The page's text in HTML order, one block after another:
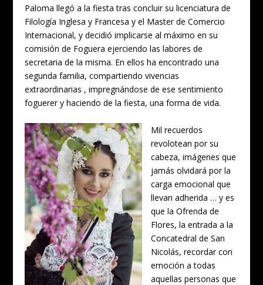
Paloma llegó a la fiesta tras concluir su licenciatura de
Filología Inglesa y Francesa y el Master de Comercio
Internacional, y decidió implicarse al máximo en su
comisión de Foguera ejerciendo las labores de
secretaria de la misma. En ellos ha encontrado una
segunda familia, compartiendo vivencias
extraordinarias , impregnándose de ese sentimiento
foguerer y haciendo de la fiesta, una forma de vida.
Mil recuerdos
revolotean por su
cabeza, imágenes que
jamás olvidará por la
carga emocional que
llevan adherida … y es
que la Ofrenda de
Flores, la entrada a la
Concatedral de San
Nicolás, recordar con
emoción a todas
aquellas personas que